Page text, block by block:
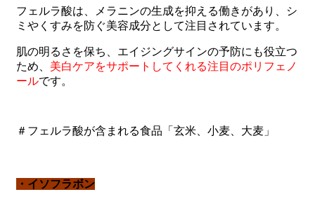
フェルラ酸は、メラニンの生成を抑える働きがあり、シ
ミやくすみを防ぐ美容成分として注目されています。
肌の明るさを保ち、エイジングサインの予防にも役立つ
ため、 美白ケアをサポートしてくれる注目のポリフェノ
ールです。
＃フェルラ酸が含まれる食品「玄米、小麦、大麦」
・イソフラボン